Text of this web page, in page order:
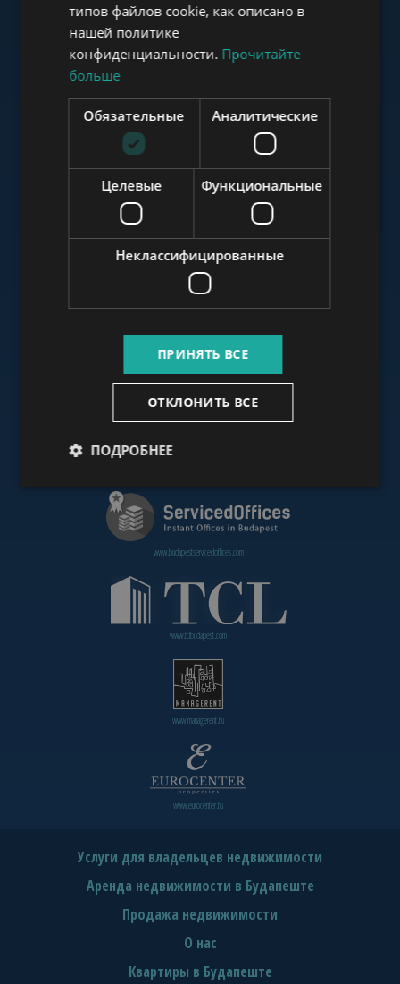
www.budapestoffices.net
www.budapestpropertysellers.com
www.budapestservicedoffices.com
www.tclbudapest.com
www.managerent.hu
www.eurocenter.hu
Услуги для владельцев недвижимости
Аренда недвижимости в Будапеште
Продажа недвижимости
О нас
Квартиры в Будапеште
RUSSIAN
типов файлов cookie, как описано в
нашей политике
конфиденциальности. Прочитайте
больше
Обязательные Аналитические
Целевые Функциональные
Неклассифицированные
ПРИНЯТЬ ВСЕ
ОТКЛОНИТЬ ВСЕ
ПОДРОБНЕЕ